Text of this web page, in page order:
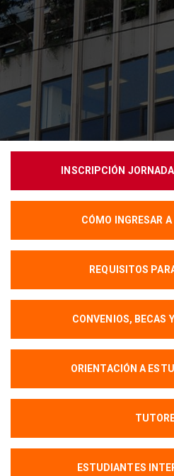
INSCRIPCIÓN
CÓMO INGRESAR
REQUISITOS
CONVENIOS, BECAS
ORIENTACIÓN A
ESTUDIANTES